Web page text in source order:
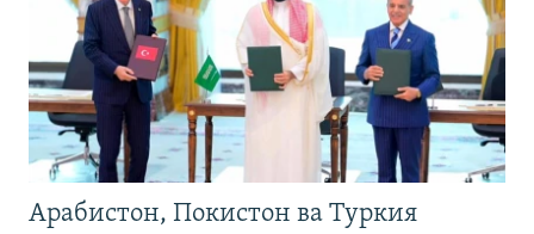
Арабистон, Покистон ва Туркия